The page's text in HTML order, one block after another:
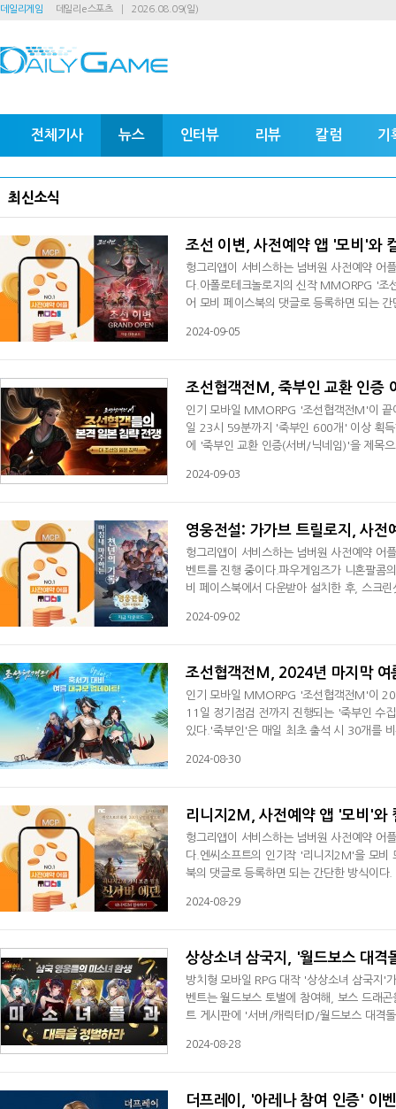
데일리게임 데일리e스포츠 2026.08.09(일)
전체기사 뉴스 인터뷰 리뷰 칼럼 기
최신소식
조선 이변, 사전예약 앱 '모비'와
헝그리앱이 서비스하는 넘버원 사전예약 어
다.아폴로테크놀로지의 신작 MMORPG '조
어 모비 페이스북의 댓글로 등록하면 되는
코인 포인트)를 증정한다.사전예약 어플리
2024-09-05
조선협객전M, 죽부인 교환 인증
인기 모바일 MMORPG '조선협객전M'이
일 23시 59분까지 '죽부인 600개' 이상 획득
에 '죽부인 교환 인증(서버/닉네임)'을 제목
카성 초기화권', '엽전교환권(1,000만)' 등을
2024-09-03
영웅전설: 가가브 트릴로지, 사
헝그리앱이 서비스하는 넘버원 사전예약 어
벤트를 진행 중이다.파우게임즈가 니혼팔콤
비 페이스북에서 다운받아 설치한 후, 스크
× 모비' 컬래버 이벤트에 참여하는 모든 이
2024-09-02
조선협객전M, 2024년 마지막 여
인기 모바일 MMORPG '조선협객전M'이
11일 정기점검 전까지 진행되는 '죽부인 수
있다.'죽부인'은 매일 최초 출석 시 30개를
인'으로는 '만능 모래시계, 축지 부적, 이순
2024-08-30
리니지2M, 사전예약 앱 '모비'와
헝그리앱이 서비스하는 넘버원 사전예약 어
다.엔씨소프트의 인기작 '리니지2M'을 모비
북의 댓글로 등록하면 되는 간단한 방식이
증정한다.사전예약 어플리케이션 '모비'는
2024-08-29
상상소녀 삼국지, '월드보스 대격
방치형 모바일 RPG 대작 '상상소녀 삼국지'
벤트는 월드보스 토벌에 참여해, 보스 드래
트 게시판에 '서버/캐릭터ID/월드보스 대격
로 '구천보물 x 10, 구지보물 x 10'을 이벤트 종료 후 7일 이내에 지급한다.'상상소녀 삼국지'는 삼국지 영웅들이 미소녀
2024-08-28
더프레이, '아레나 참여 인증' 이